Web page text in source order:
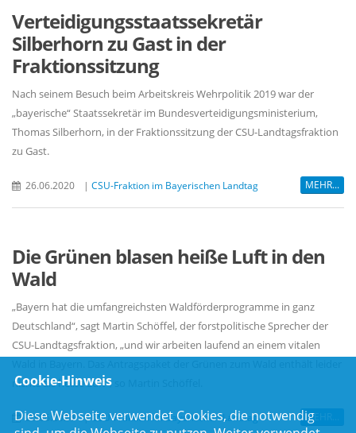
Verteidigungsstaatssekretär
Silberhorn zu Gast in der
Fraktionssitzung
Nach seinem Besuch beim Arbeitskreis Wehrpolitik 2019 war der
bayerische“ Staatssekretär im Bundesverteidigungsministerium,
Thomas Silberhorn, in der Fraktionssitzung der CSU-Landtagsfraktion
zu Gast.
26.06.2020 | CSU-Fraktion im Bayerischen Landtag MEHR...
Die Grünen blasen heiße Luft in den
Wald
Bayern hat die umfangreichsten Waldförderprogramme in ganz
Deutschland“, sagt Martin Schöffel, der forstpolitische Sprecher der
CSU-Landtagsfraktion, „und wir arbeiten laufend an einem vitalen
nichts als heiße Luft“, so Martin Schöffel.
26.06.2020 |CSU-Fraktion im Bayerischen Landtag MEHR...
Cookie-Hinweis
Diese Webseite verwendet Cookies, die notwendig